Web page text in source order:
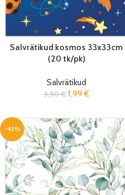
Salvrätikud kosmos 33x33cm
(20 tk/pk)
Salvrätikud
3,50€ 1,99€
-43%